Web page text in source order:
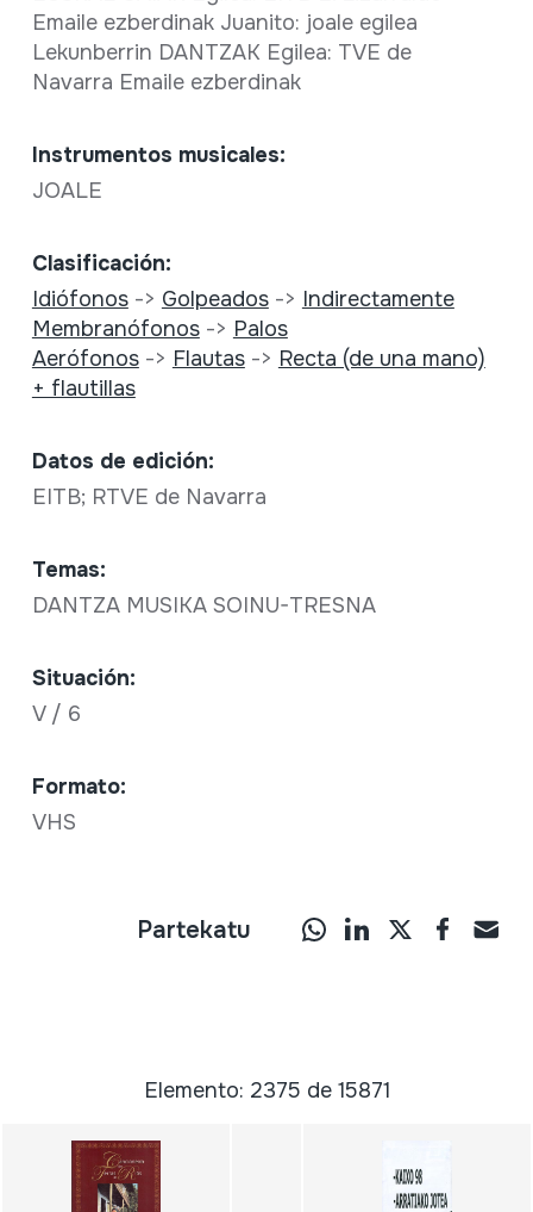
Emaile ezberdinak Juanito: joale egilea
Lekunberrin DANTZAK Egilea: TVE de
Navarra Emaile ezberdinak
Instrumentos musicales:
JOALE
Clasificación:
Idiófonos-> Golpeados-> Indirectamente
Membranófonos-> Palos
Aerófonos-> Flautas-> Recta (de una mano)
+ flautillas
Datos de edición:
EITB; RTVE de Navarra
Temas:
DANTZA MUSIKA SOINU-TRESNA
Situación:
V / 6
Formato:
VHS
Partekatu
Elemento: 2375 de 15871